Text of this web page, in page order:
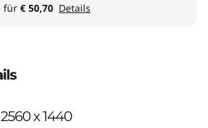
für € 50,70 Details
x 1440